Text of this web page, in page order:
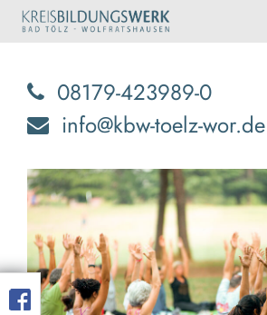
08179-423989-0
info@kbw-toelz-wor.de